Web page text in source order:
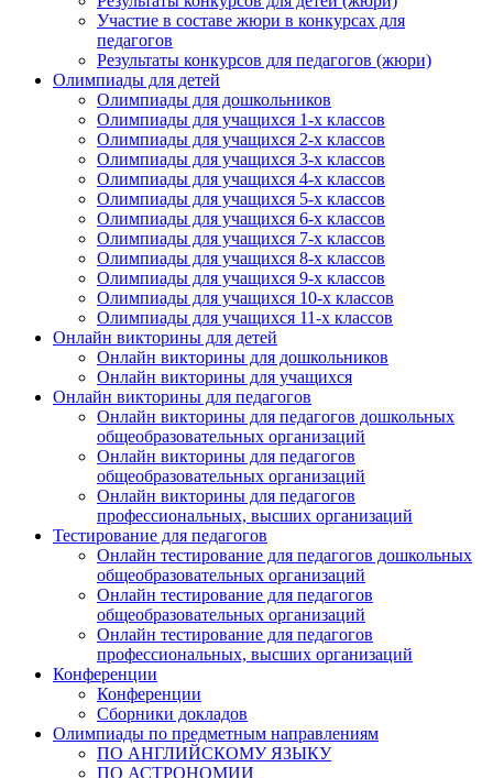
Участие в составе жюри в конкурсах для
педагогов
Результаты конкурсов для педагогов (жюри)
Олимпиады для детей
Олимпиады для дошкольников
Олимпиады для учащихся 1-х классов
Олимпиады для учащихся 2-х классов
Олимпиады для учащихся 3-х классов
Олимпиады для учащихся 4-х классов
Олимпиады для учащихся 5-х классов
Олимпиады для учащихся 6-х классов
Олимпиады для учащихся 7-х классов
Олимпиады для учащихся 8-х классов
Олимпиады для учащихся 9-х классов
Олимпиады для учащихся 10-х классов
Олимпиады для учащихся 11-х классов
Онлайн викторины для детей
Онлайн викторины для дошкольников
Онлайн викторины для учащихся
Онлайн викторины для педагогов
Онлайн викторины для педагогов дошкольных
общеобразовательных организаций
Онлайн викторины для педагогов
общеобразовательных организаций
Онлайн викторины для педагогов
профессиональных, высших организаций
Тестирование для педагогов
Онлайн тестирование для педагогов дошкольных
общеобразовательных организаций
Онлайн тестирование для педагогов
общеобразовательных организаций
Онлайн тестирование для педагогов
профессиональных, высших организаций
Конференции
Конференции
Сборники докладов
Олимпиады по предметным направлениям
ПО АНГЛИЙСКОМУ ЯЗЫКУ
ПО АСТРОНОМИИ